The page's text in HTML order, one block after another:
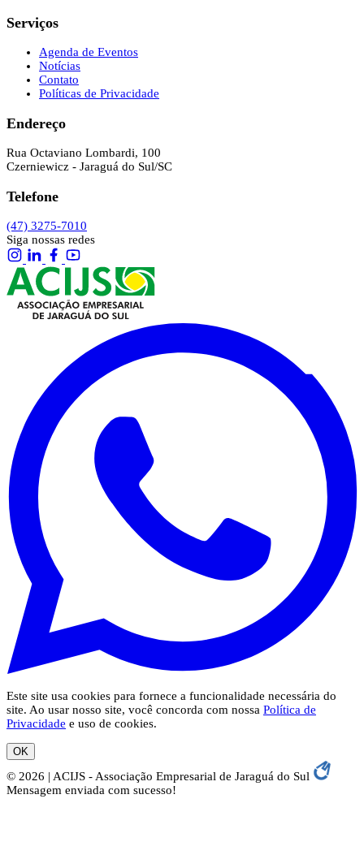
Serviços
Agenda de Eventos
Notícias
Contato
Políticas de Privacidade
Endereço
Rua Octaviano Lombardi, 100
Czerniewicz - Jaraguá do Sul/SC
Telefone
(47) 3275-7010
Siga nossas redes
Este site usa cookies para fornece a funcionalidade necessária do
site. Ao usar nosso site, você concorda com nossa Política de
Privacidade e uso de cookies.
OK
© 2026 | ACIJS - Associação Empresarial de Jaraguá do Sul
Mensagem enviada com sucesso!